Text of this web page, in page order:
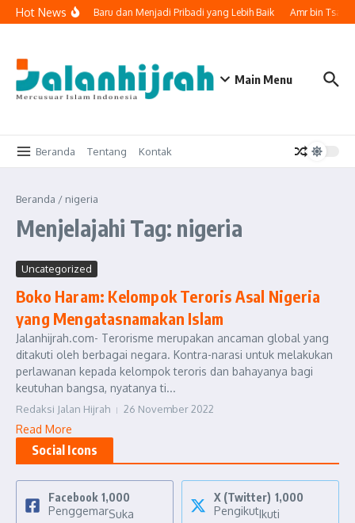
Lewati ke konten
Hot News
Memulai Lembaran Baru dan Menjadi Pribadi yang Lebih Baik Amr bin
Main Menu
Beranda Tentang Kontak
Beranda / nigeria
Menjelajahi Tag: nigeria
Uncategorized
Boko Haram: Kelompok Teroris Asal Nigeria
yang Mengatasnamakan Islam
Jalanhijrah.com- Terorisme merupakan ancaman global yang
ditakuti oleh berbagai negara. Kontra-narasi untuk melakukan
perlawanan kepada kelompok teroris dan bahayanya bagi
keutuhan bangsa, nyatanya ti...
Redaksi Jalan Hijrah 26 November 2022
Read More
Social Icons
Facebook 1,000
PenggemarSuka
X (Twitter) 1,000
PengikutIkuti